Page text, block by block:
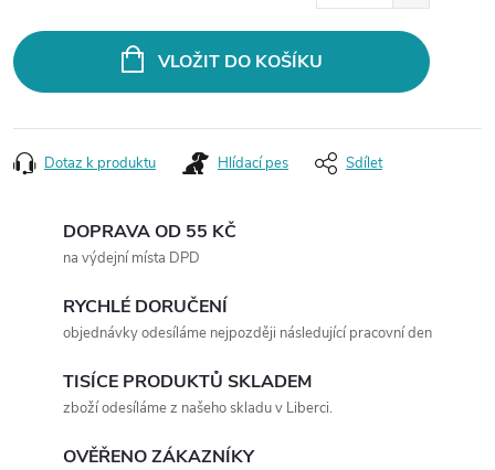
VLOŽIT DO KOŠÍKU
Dotaz k produktu Hlídací pes Sdílet
DOPRAVA OD 55 KČ
na výdejní místa DPD
RYCHLÉ DORUČENÍ
objednávky odesíláme nejpozději následující pracovní den
TISÍCE PRODUKTŮ SKLADEM
zboží odesíláme z našeho skladu v Liberci.
OVĚŘENO ZÁKAZNÍKY